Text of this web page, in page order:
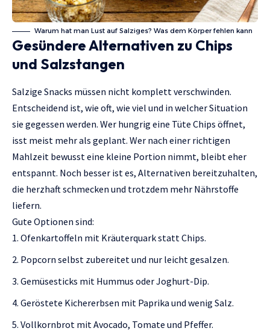
Warum hat man Lust auf Salziges? Was dem Körper fehlen kann
Gesündere Alternativen zu Chips
und Salzstangen
Salzige Snacks müssen nicht komplett verschwinden.
Entscheidend ist, wie oft, wie viel und in welcher Situation
sie gegessen werden. Wer hungrig eine Tüte Chips öffnet,
isst meist mehr als geplant. Wer nach einer richtigen
Mahlzeit bewusst eine kleine Portion nimmt, bleibt eher
entspannt. Noch besser ist es, Alternativen bereitzuhalten,
die herzhaft schmecken und trotzdem mehr Nährstoffe
liefern.
Gute Optionen sind:
Ofenkartoffeln mit Kräuterquark statt Chips.
Popcorn selbst zubereitet und nur leicht gesalzen.
Gemüsesticks mit Hummus oder Joghurt-Dip.
Geröstete Kichererbsen mit Paprika und wenig Salz.
Vollkornbrot mit Avocado, Tomate und Pfeffer.